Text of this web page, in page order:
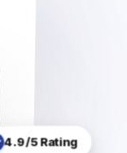
4.9/5 Rating